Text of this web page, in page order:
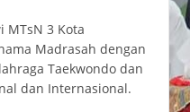
MTsN 3 Kota
Madrasah dengan
Taekwondo dan
dan Internasional.